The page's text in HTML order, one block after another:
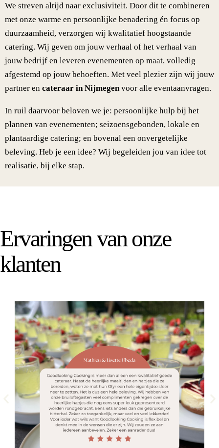
We streven altijd naar exclusiviteit. Door dit te combineren
met onze warme en persoonlijke benadering én focus op
duurzaamheid, verzorgen wij kwalitatief hoogstaande
catering. Wij geven om jouw verhaal of het verhaal van
jouw bedrijf en leveren evenementen op maat, volledig
afgestemd op jouw behoeften. Met veel plezier zijn wij jouw
partner en cateraar in Nijmegenvoor alle eventaanvragen.
In ruil daarvoor beloven we je: persoonlijke hulp bij het
plannen van evenementen; seizoensgebonden, lokale en
plantaardige catering; en bovenal een onvergetelijke
beleving. Heb je een idee? Wij begeleiden jou van idee tot
realisatie, bij elke stap.
Ervaringen van onze
klanten